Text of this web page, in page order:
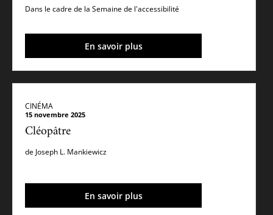
Dans le cadre de la Semaine de l'accessibilité
En savoir plus
CINÉMA
15 novembre 2025
Cléopâtre
de Joseph L. Mankiewicz
En savoir plus